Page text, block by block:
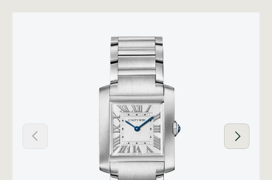
Vorige Volgende